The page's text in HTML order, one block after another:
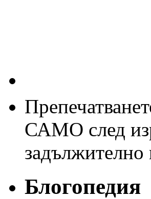
САМО след
задължително
Блогопедия